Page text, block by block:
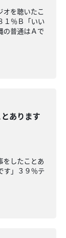
オを聴いたこ
１％Ｂ「いい
の普通はＡで
とあります
をしたことあ
す」３９％テ